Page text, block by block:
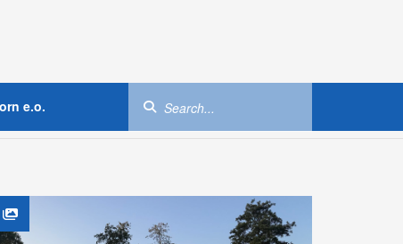
e.o.